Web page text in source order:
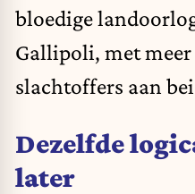
bloedige
Gallipoli, met
slachtoffers aan
Dezelfde
later